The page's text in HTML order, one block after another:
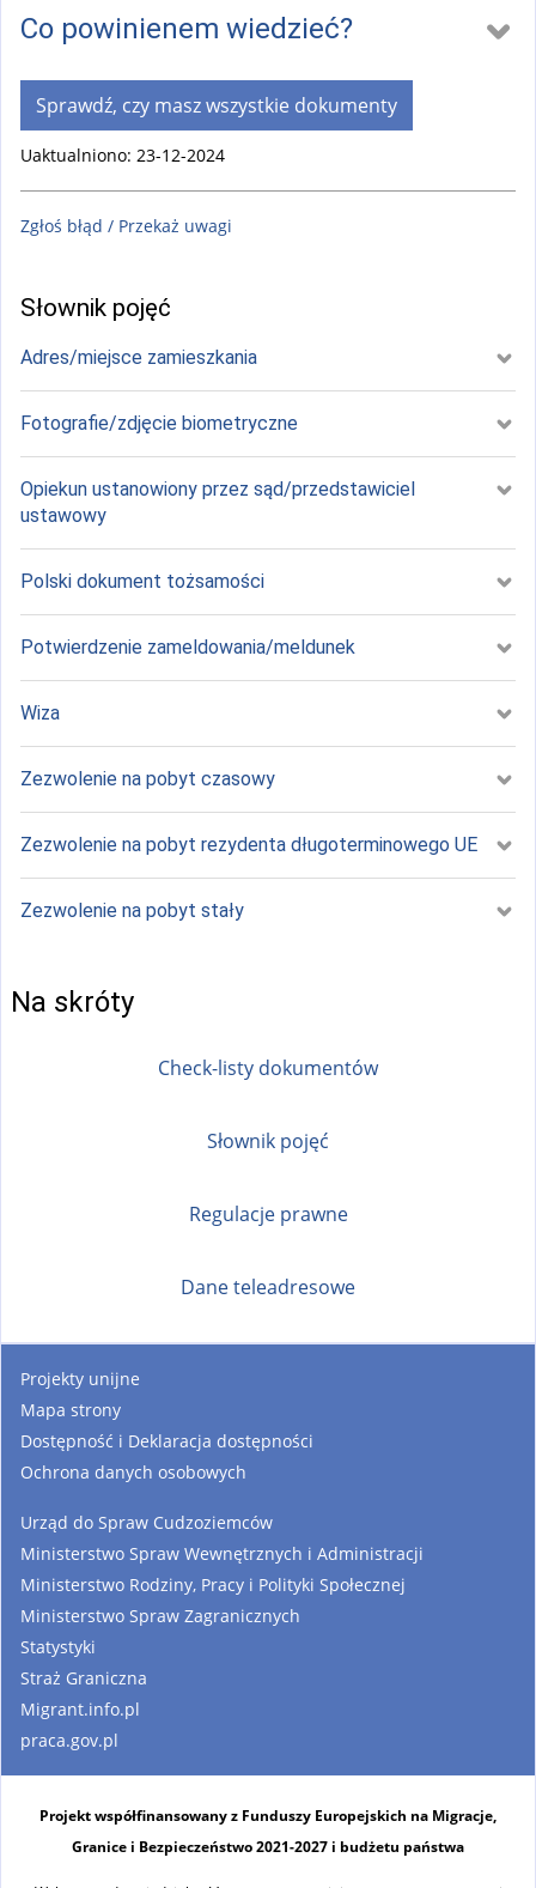
Co powinienem wiedzieć?
Sprawdź, czy masz wszystkie dokumenty
Uaktualniono: 23-12-2024
Zgłoś błąd / Przekaż uwagi
Słownik pojęć
Adres/miejsce zamieszkania
Fotografie/zdjęcie biometryczne
Opiekun ustanowiony przez sąd/przedstawiciel
ustawowy
Polski dokument tożsamości
Potwierdzenie zameldowania/meldunek
Wiza
Zezwolenie na pobyt czasowy
Zezwolenie na pobyt rezydenta długoterminowego UE
Zezwolenie na pobyt stały
Na skróty
Check-listy dokumentów
Słownik pojęć
Regulacje prawne
Dane teleadresowe
Projekty unijne
Mapa strony
Dostępność i Deklaracja dostępności
Ochrona danych osobowych
Urząd do Spraw Cudzoziemców
Ministerstwo Spraw Wewnętrznych i Administracji
Ministerstwo Rodziny, Pracy i Polityki Społecznej
Ministerstwo Spraw Zagranicznych
Statystyki
Straż Graniczna
Migrant.info.pl
praca.gov.pl
Projekt współfinansowany z Funduszy Europejskich na Migracje,
Granice i Bezpieczeństwo 2021-2027 i budżetu państwa